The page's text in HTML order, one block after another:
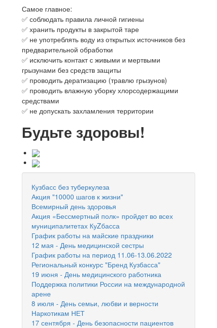
Самое главное:
✅ соблюдать правила личной гигиены
✅ хранить продукты в закрытой таре
✅ не употреблять воду из открытых источников без
предварительной обработки
✅ исключить контакт с живыми и мертвыми
грызунами без средств защиты
✅ проводить дератизацию (травлю грызунов)
✅ проводить влажную уборку хлорсодержащими
средствами
✅ не допускать захламления территории
Будьте здоровы!
Кузбасс без туберкулеза
Акция "10000 шагов к жизни"
Всемирный день здоровья
Акция «Бессмертный полк» пройдет во всех
муниципалитетах КуZбасса
График работы на майские праздники
12 мая - День медицинской сестры
График работы на период 11.06-13.06.2022
Региональный конкурс "Бренд Кузбасса"
19 июня - День медицинского работника
Поддержка политики России на международной
арене
8 июля - День семьи, любви и верности
Наркотикам НЕТ
17 сентября - День безопасности пациентов